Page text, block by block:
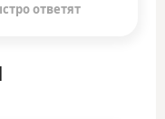
ответят